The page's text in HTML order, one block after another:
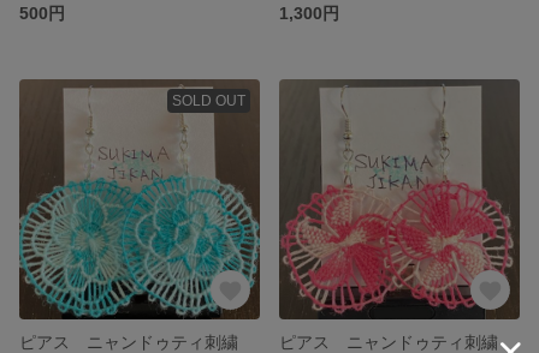
500円
1,300円
SOLD OUT
ピアス ニャンドゥティ刺繍
ピアス ニャンドゥティ刺繍